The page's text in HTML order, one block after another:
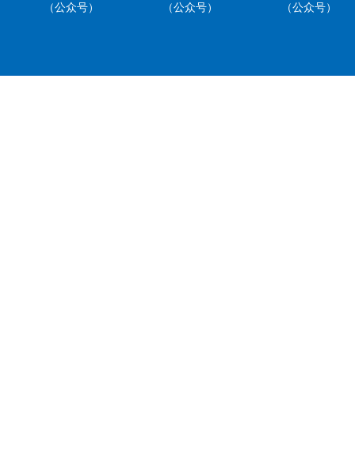
（公众号） （公众号） （公众号）